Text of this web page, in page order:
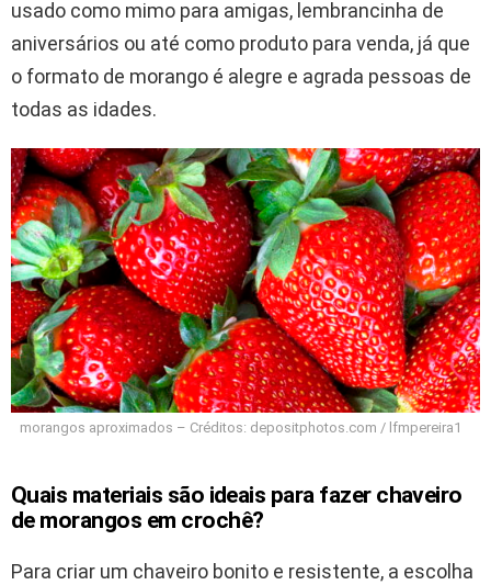
usado como mimo para amigas, lembrancinha de
aniversários ou até como produto para venda, já que
o formato de morango é alegre e agrada pessoas de
todas as idades.
morangos aproximados – Créditos: depositphotos.com / lfmpereira1
Quais materiais são ideais para fazer chaveiro
de morangos em crochê?
Para criar um chaveiro bonito e resistente, a escolha